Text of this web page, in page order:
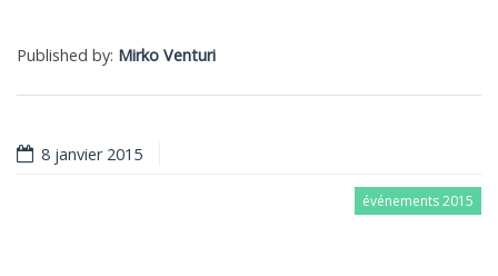
Published by: Mirko Venturi
8 janvier 2015
événements 2015